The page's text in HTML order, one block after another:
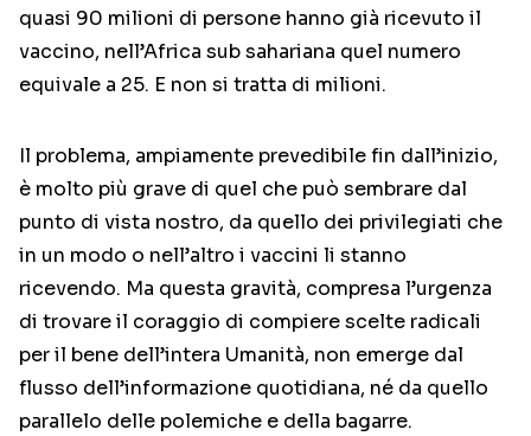
quasi 90 milioni di persone hanno già ricevuto il
vaccino, nell’Africa sub sahariana quel numero
equivale a 25. E non si tratta di milioni.
Il problema, ampiamente prevedibile fin dall’inizio,
è molto più grave di quel che può sembrare dal
punto di vista nostro, da quello dei privilegiati che
in un modo o nell’altro i vaccini li stanno
ricevendo. Ma questa gravità, compresa l’urgenza
di trovare il coraggio di compiere scelte radicali
per il bene dell’intera Umanità, non emerge dal
flusso dell’informazione quotidiana, né da quello
parallelo delle polemiche e della bagarre.